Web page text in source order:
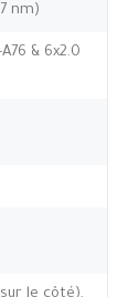
nm)
& 6x2.0